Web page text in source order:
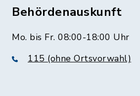
Behördenauskunft
Mo. bis Fr. 08:00-18:00 Uhr
115 (ohne Ortsvorwahl)